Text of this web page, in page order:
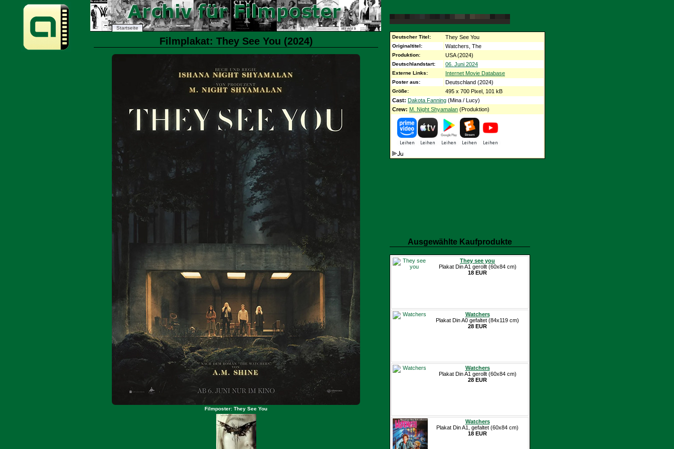
Startseite
Filmplakat: They See You (2024)
Filmposter: They See You
Deutscher Titel: They See You
Originaltitel: Watchers, The
Produktion: USA (2024)
Deutschlandstart: 06. Juni 2024
Externe Links: Internet Movie Database
Poster aus: Deutschland (2024)
Größe:
495 x 700 Pixel, 101 kB
Cast: Dakota Fanning (Mina / Lucy)
Crew: M. Night Shyamalan (Produktion)
Ausgewählte Kaufprodukte
They see you
Plakat Din A1 gerollt (60x84 cm)
18 EUR
Watchers
Plakat Din A0 gefaltet (84x119 cm)
28 EUR
Watchers
Plakat Din A1 gerollt (60x84 cm)
28 EUR
Watchers
Plakat Din A1, gefaltet (60x84 cm)
18 EUR